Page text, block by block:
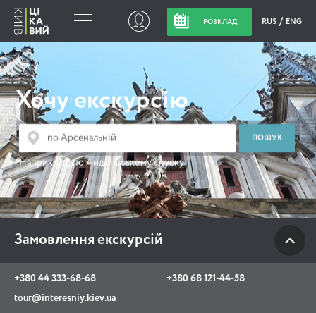
РОЗКЛАД RUS ENG
Хочу екскурсію
Наприклад:по Андріївському спуску
Замовлення екскурсій
+380 44 333-68-68
+380 68 121-44-58
tour@interesniy.kiev.ua
Замовлення
екскурсій
+380 44 333-68-68
+380 68 121-44-58
tour@interesniy.kiev.ua
з 10.00 до 19:30 щоденно
Viber WhatsApp